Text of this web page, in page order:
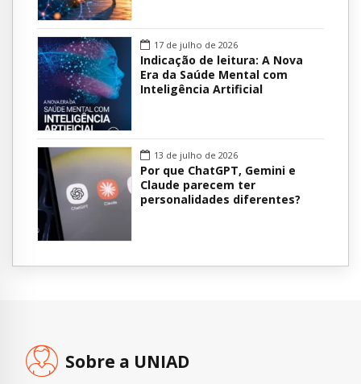
17 de julho de 2026
Indicação de leitura: A Nova
Era da Saúde Mental com
Inteligência Artificial
13 de julho de 2026
Por que ChatGPT, Gemini e
Claude parecem ter
personalidades diferentes?
Sobre a UNIAD